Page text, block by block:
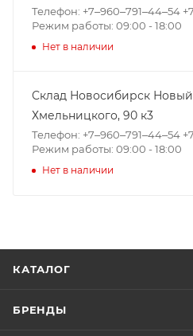
Телефон: +7‒960‒791‒44‒54
Режим работы: 09:00 - 18:00
Нет в наличии
Склад Новосибирск
Хмельницкого, 90 к3
Телефон: +7‒960‒791‒44‒54
Режим работы: 09:00 - 18:00
Нет в наличии
КАТАЛОГ
БРЕНДЫ